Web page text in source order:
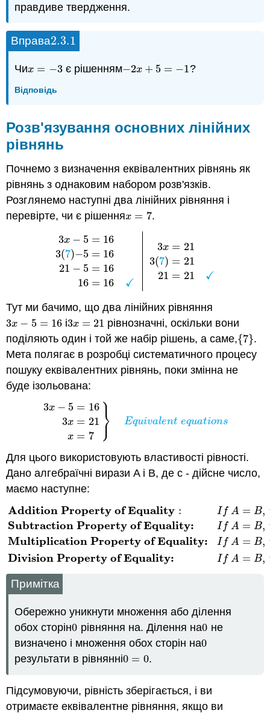
правдиве твердження.
Вправа2.3.1
2.3.1
Чиx = −3
x=− 3 є рішенням−2x + 5 = −1
−2x+5 =−1 ?
Відповідь
Розв'язування основних лінійних
рівнянь
Почнемо з визначення еквівалентних рівнянь як
рівнянь з однаковим набором розв'язків.
Розглянемо наступні два лінійних рівняння і
перевірте, чи є рішенняx = 7
x=7 .
3x − 5
3(7)−5
21 − 5
16
= 16
= 16
= 16
= 16 ✓
3x
3(7)
21
= 21
= 21
= 21 ✓
x− 5 = 16 7)− 21−5= 16 16
Тут ми бачимо, що два лінійних рівняння
3x − 5 = 16
3x −5 = 16 і3x = 21
3x=21
рівнозначні, оскільки вони
поділяють один і той же набір рішень, а саме,{7}
{7} .
Мета полягає в розробці систематичного процесу
пошуку еквівалентних рівнянь, поки змінна не
буде ізольована:
3x − 5
3x
x
= 16
= 21
= 7
⎫
⎭
⎬ Equivalent equations
5=163x= 21 =7}Equivale ntequation
Для цього використовують властивості рівності.
Дано алгебраїчні вирази A і B, де c - дійсне число,
маємо наступне:
Addition Property of Equality :
Subtraction Property of Equality:
Multiplication Property of Equality:
Division Property of Equality:
I f A = B,
I f A = B,
I f A = B,
I f A = B,
Addition Property of Equality fA= hen =B +c
Примітка
Обережно уникнути множення або ділення
обох сторін0
0 рівняння на. Ділення на0
0 не
визначено і множення обох сторін на0
0
результати в рівнянні0 = 0
0 =0 .
Підсумовуючи, рівність зберігається, і ви
отримаєте еквівалентне рівняння, якщо ви